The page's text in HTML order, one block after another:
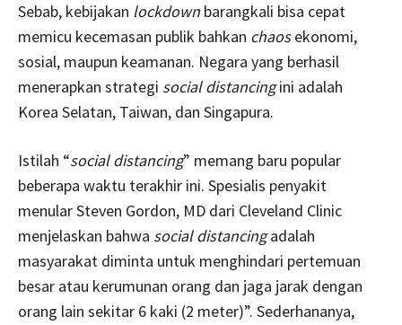
Sebab, kebijakan lockdown barangkali bisa cepat
memicu kecemasan publik bahkan chaosekonomi,
sosial, maupun keamanan. Negara yang berhasil
menerapkan strategi social distancingini adalah
Korea Selatan, Taiwan, dan Singapura.
Istilah “social distancing” memang baru popular
beberapa waktu terakhir ini. Spesialis penyakit
menular Steven Gordon, MD dari Cleveland Clinic
menjelaskan bahwa social distancingadalah
masyarakat diminta untuk menghindari pertemuan
besar atau kerumunan orang dan jaga jarak dengan
orang lain sekitar 6 kaki (2 meter)”. Sederhananya,